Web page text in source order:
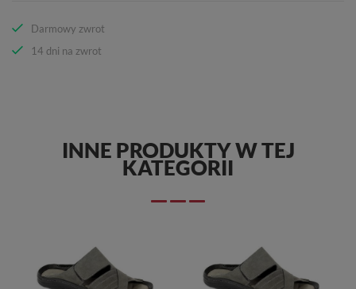
Darmowy zwrot
14 dni na zwrot
INNE PRODUKTY W TEJ
KATEGORII